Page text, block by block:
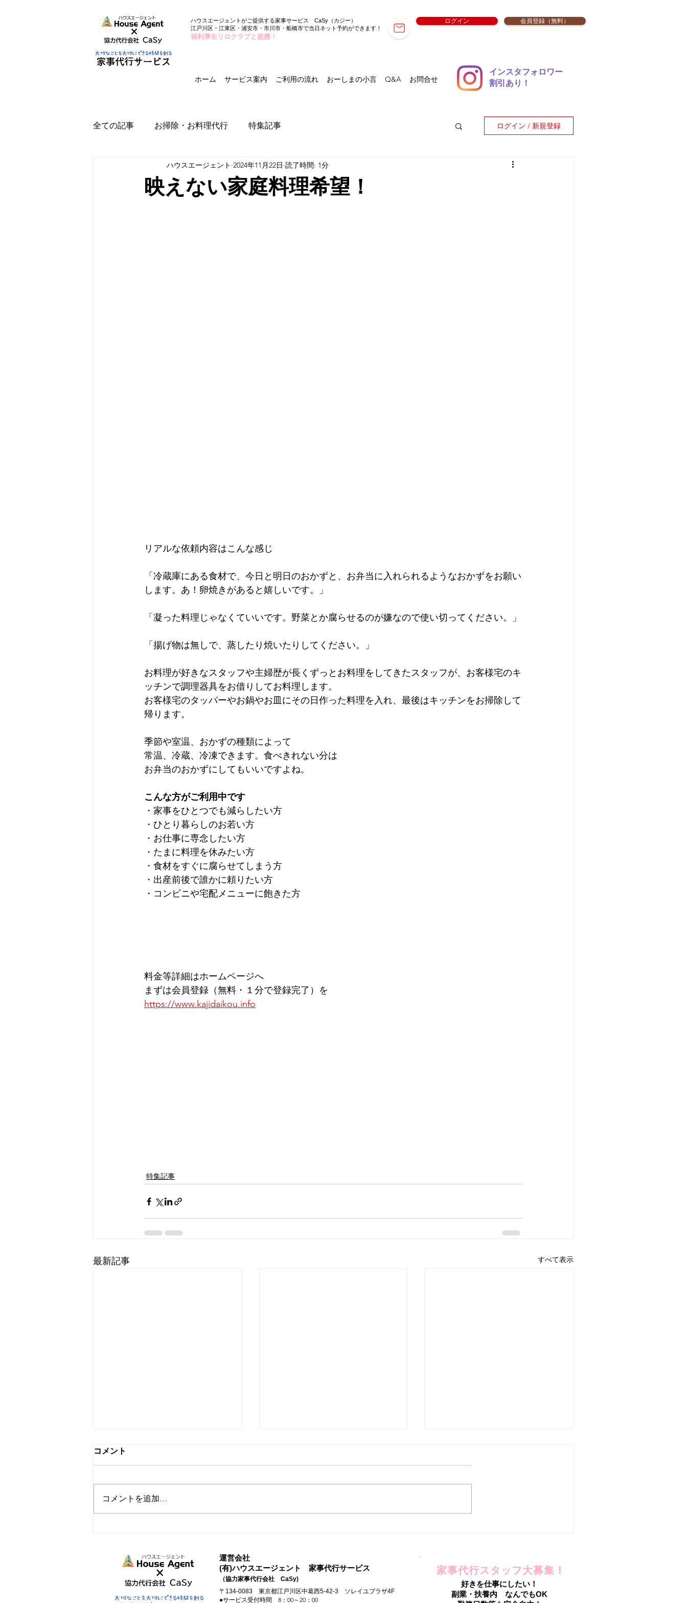
ハウスエージェントがご提供する家事サービス CaSy （カジー）
江戸川区・江東区・浦安市・市川市・船橋市で当日ネット予約ができます！
福利厚生リロクラブと提携！
ログイン 会員登録（無料）
ホーム サービス案内 ご利用の流れ おーしまの小言 Q&A お問合せ
インスタフォロワー
​割引あり！
全ての記事 お掃除・お料理代行 特集記事 ログイン / 新規登録
映えない家庭料理希望！
ハウスエージェント 2024年11月22日 読了時間: 1分
リアルな依頼内容はこんな感じ
「冷蔵庫にある食材で、今日と明日のおかずと、お弁当に入れられるようなおかずをお願い
します。あ！卵焼きがあると嬉しいです。」
「凝った料理じゃなくていいです。野菜とか腐らせるのが嫌なので使い切ってください。」
「揚げ物は無しで、蒸したり焼いたりしてください。」
お料理が好きなスタッフや主婦歴が長くずっとお料理をしてきたスタッフが、お客様宅のキ
ッチンで調理器具をお借りしてお料理します。
お客様宅のタッパーやお鍋やお皿にその日作った料理を入れ、最後はキッチンをお掃除して
帰ります。
季節や室温、おかずの種類によって
常温、冷蔵、冷凍できます。食べきれない分は
お弁当のおかずにしてもいいですよね。
こんな方がご利用中です
・家事をひとつでも減らしたい方
・ひとり暮らしのお若い方
・お仕事に専念したい方
・たまに料理を休みたい方
・食材をすぐに腐らせてしまう方
・出産前後で誰かに頼りたい方
・コンビニや宅配メニューに飽きた方
料金等詳細はホームページへ
まずは会員登録（無料・１分で登録完了）を
https://www.kajidaikou.info
特集記事
最新記事 すべて表示
コメント
コメントを追加…
運営会社
(有)ハウスエージェント 家事代行サービス
（協力家事代行会社 CaSy)
〒134-0083 東京都江戸川区中葛西5-42-3 ソレイユプラザ4F
●サービス受付時間 8：00～20：00
家事代行スタッフ大募集！
好きを仕事にしたい！
副業・扶養内 なんでもOK